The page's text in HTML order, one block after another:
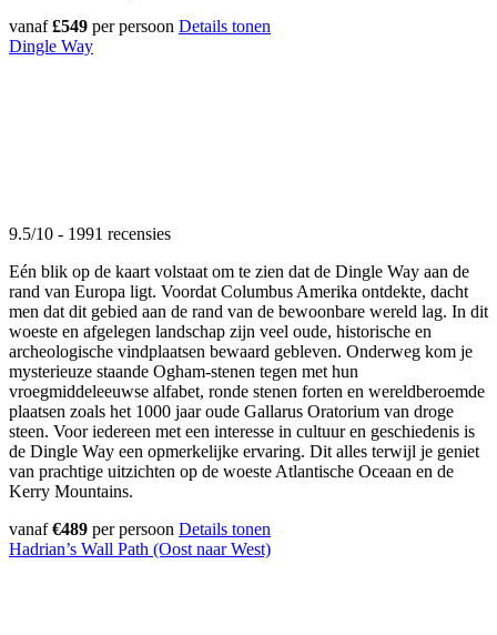
vanaf£549 per persoon Details tonen
Dingle Way
9.5/10 - 1991 recensies
Eén blik op de kaart volstaat om te zien dat de Dingle Way aan de
rand van Europa ligt. Voordat Columbus Amerika ontdekte, dacht
men dat dit gebied aan de rand van de bewoonbare wereld lag. In dit
woeste en afgelegen landschap zijn veel oude, historische en
archeologische vindplaatsen bewaard gebleven. Onderweg kom je
mysterieuze staande Ogham-stenen tegen met hun
vroegmiddeleeuwse alfabet, ronde stenen forten en wereldberoemde
plaatsen zoals het 1000 jaar oude Gallarus Oratorium van droge
steen. Voor iedereen met een interesse in cultuur en geschiedenis is
de Dingle Way een opmerkelijke ervaring. Dit alles terwijl je geniet
van prachtige uitzichten op de woeste Atlantische Oceaan en de
Kerry Mountains.
vanaf€489 per persoon Details tonen
Hadrian’s Wall Path (Oost naar West)